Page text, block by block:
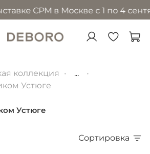
CPM в Москве с 1 по 4
коллекция
...
Устюге
Устюге
Сортировка